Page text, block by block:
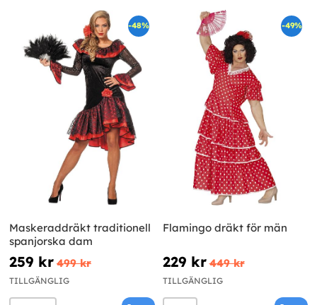
-48%
Maskeraddräkt traditionell
spanjorska dam
259 kr 499 kr
TILLGÄNGLIG
-49%
Flamingo dräkt för män
229 kr 449 kr
TILLGÄNGLIG